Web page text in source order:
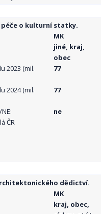
péče o kulturní statky.
MK
jiné, kraj,
obec
2023 (mil.
77
2024 (mil.
77
ne
ČR
dědictví.
MK
kraj, obec,